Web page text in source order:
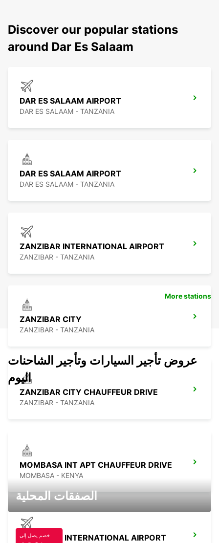
Discover our popular stations
around Dar Es Salaam
DAR ES SALAAM AIRPORT
DAR ES SALAAM - TANZANIA
DAR ES SALAAM AIRPORT
DAR ES SALAAM - TANZANIA
ZANZIBAR INTERNATIONAL AIRPORT
ZANZIBAR - TANZANIA
ZANZIBAR CITY
ZANZIBAR - TANZANIA
ZANZIBAR CITY CHAUFFEUR DRIVE
ZANZIBAR - TANZANIA
MOMBASA INT APT CHAUFFEUR DRIVE
MOMBASA - KENYA
MOMBASA INTERNATIONAL AIRPORT
More stations
عروض تأجير السيارات وتأجير الشاحنات
اليوم
الصفقات المحلية
خصم يصل إلى